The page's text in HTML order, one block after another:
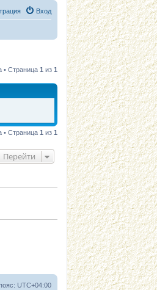
Вход
• Страница 1 из 1
• Страница 1 из 1
Перейти
UTC+04:00